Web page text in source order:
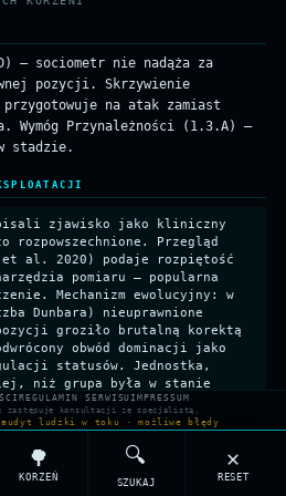
Neurochemia Więzi
PARENTAL INVESTMENT
Strategia Męska
FAKULTATYWNA
Hipoteza Babci
PO REPRODUKCJI
Dobór Krewniaczy
KIN SELECTION
— sociometr nie nadąża za
pozycji. Skrzywienie
przygotowuje na atak zamiast
Przynależności (1.3.A) —
stadzie.
zjawisko jako kliniczny
rozpowszechnione. Przegląd
et al. 2020) podaje rozpiętość
pomiaru — popularna
Mechanizm ewolucyjny: w
Dunbara) nieuprawnione
groziło brutalną korektą
obwód dominacji jako
statusów. Jednostka,
niż grupa była w stanie
narażona na ekskluzję,
agresję rywali. Stąd ewolucja
i unikać atakowania, niż czuć
i zostać zaatakowanym.
wzrost obiektywnej pozycji (awans,
🌳
KORZEŃ
🔍
SZUKAJ
✕
RESET
REGULAMIN SERWISUIMPRESSUM
zastępuje konsultacji ze specjalistą.
audyt ludzki w toku · możliwe błędy